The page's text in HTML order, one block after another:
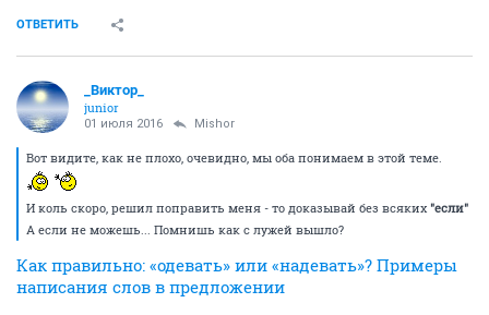
ОТВЕТИТЬ
_Виктор_
juniоr
01 июля 2016 Mishor
Вот видите, как не плохо, очевидно, мы оба понимаем в этой теме.
И коль скоро, решил поправить меня - то доказывай без всяких "если"
А если не можешь... Помнишь как с лужей вышло?
Как правильно: «одевать» или «надевать»? Примеры
написания слов в предложении